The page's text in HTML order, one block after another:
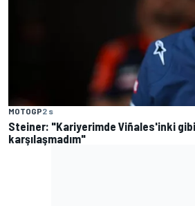
MOTOGP2 s
Steiner: "Kariyerimde Viñales'inki
karşılaşmadım"